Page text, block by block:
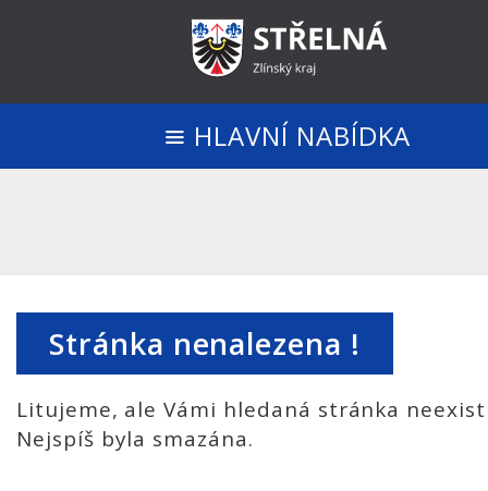
HLAVNÍ NABÍDKA
Stránka nenalezena !
Litujeme, ale Vámi hledaná stránka
Nejspíš byla smazána.